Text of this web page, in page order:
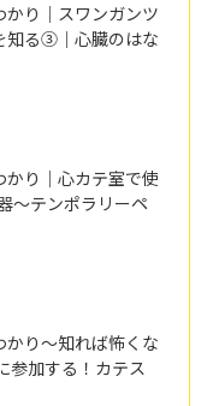
かり｜スワンガンツ
知る③｜心臓のはな
かり｜心カテ室で使
～テンポラリーペ
かり～知れば怖くな
参加する！カテス